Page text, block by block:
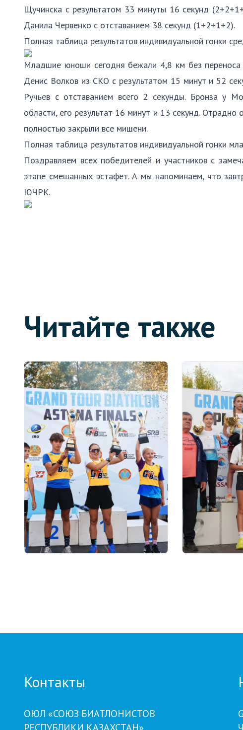
Щучинска с результатом 33 минуты 16 секунд
Данила Червенко с отставанием 38 секунд (1+2+1+2).
Полная таблица результатов индивидуальной гонки
Младшие юноши сегодня бежали 4,8 км без переноса
Денис Волков из СКО с результатом 15 минут и 52
Ручьев с отставанием всего 2 секунды. Бронза у
области, его результат 16 минут и 13 секунд. Отрадно
полностью закрыли все мишени.
Полная таблица результатов индивидуальной гонки
Поздравляем всех победителей и участников с
этапе смешанных эстафет. А мы напоминаем, что
ЮЧРК.
Читайте также
Контакты
ОЮЛ «СОЮЗ БИАТЛОНИСТОВ